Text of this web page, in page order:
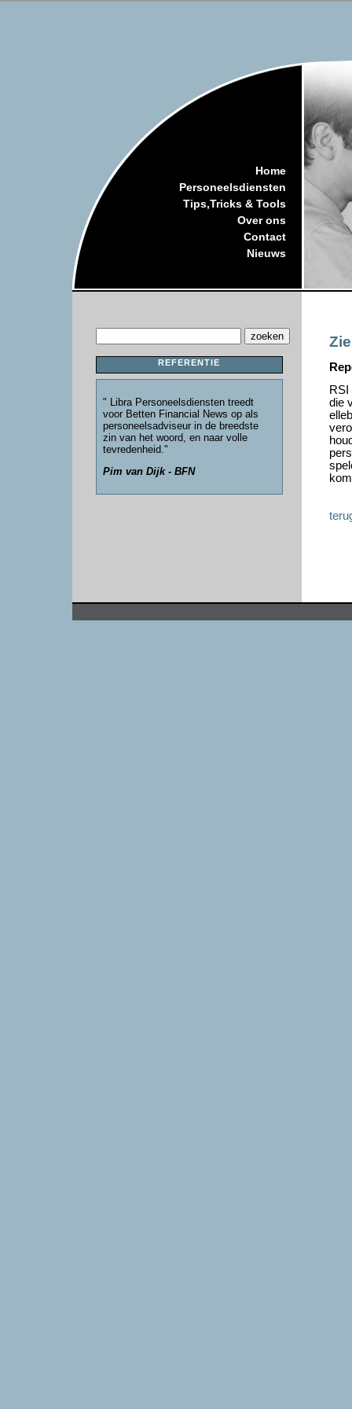
Home
Personeelsdiensten
Tips,Tricks & Tools
Over ons
Contact
Nieuws
REFERENTIE
" Libra Personeelsdiensten treedt
voor Betten Financial News op als
personeelsadviseur in de breedste
zin van het woord, en naar volle
tevredenheid."
Pim van Dijk - BFN
die